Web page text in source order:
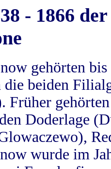
- 1866
gehörten
beiden
Früher
Doderlage
wurde im